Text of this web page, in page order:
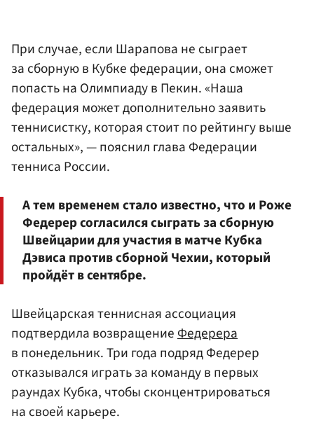
При случае, если Шарапова не сыграет
за сборную в Кубке федерации, она сможет
попасть на Олимпиаду в Пекин. «Наша
федерация может дополнительно заявить
теннисистку, которая стоит по рейтингу выше
остальных», — пояснил глава Федерации
тенниса России.
А тем временем стало известно, что и Роже
Федерер согласился сыграть за сборную
Швейцарии для участия в матче Кубка
Дэвиса против сборной Чехии, который
пройдёт в сентябре.
Швейцарская теннисная ассоциация
подтвердила возвращениеФедерера
в понедельник. Три года подряд Федерер
отказывался играть за команду в первых
раундах Кубка, чтобы сконцентрироваться
на своей карьере.